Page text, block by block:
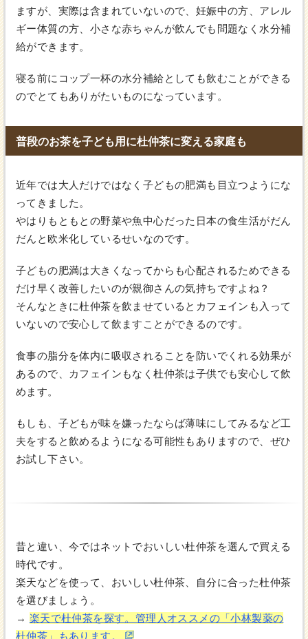
ますが、実際は含まれていないので、妊娠中の方、アレル
ギー体質の方、小さな赤ちゃんが飲んでも問題なく水分補
給ができます。
寝る前にコップ一杯の水分補給としても飲むことができる
のでとてもありがたいものになっています。
普段のお茶を子ども用に杜仲茶に変える家庭も
近年では大人だけではなく子どもの肥満も目立つようにな
ってきました。
やはりもともとの野菜や魚中心だった日本の食生活がだん
だんと欧米化しているせいなのです。
子どもの肥満は大きくなってからも心配されるためできる
だけ早く改善したいのが親御さんの気持ちですよね？
そんなときに杜仲茶を飲ませているとカフェインも入って
いないので安心して飲ますことができるのです。
食事の脂分を体内に吸収されることを防いでくれる効果が
あるので、カフェインもなく杜仲茶は子供でも安心して飲
めます。
もしも、子どもが味を嫌ったならば薄味にしてみるなど工
夫をすると飲めるようになる可能性もありますので、ぜひ
お試し下さい。
昔と違い、今ではネットでおいしい杜仲茶を選んで買える
時代です。
楽天などを使って、おいしい杜仲茶、自分に合った杜仲茶
を選びましょう。
→ 楽天で杜仲茶を探す。管理人オススメの「小林製薬の
杜仲茶」もあります。